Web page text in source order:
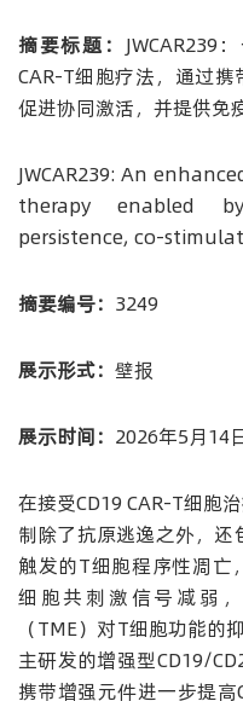
摘要标题： JWCAR239
CAR-T细胞疗法，通过携
促进协同激活，并提供免
JWCAR239: An
therapy enabled
persistence, co-
摘要编号： 3249
展示形式： 壁报
展示时间： 2026年5月14
在接受CD19 CAR-T细胞
制除了抗原逃逸之外，还
触发的T细胞程序性凋亡
细胞共刺激信号减弱
（TME）对T细胞功能的
主研发的增强型CD19/
携带增强元件进一步提